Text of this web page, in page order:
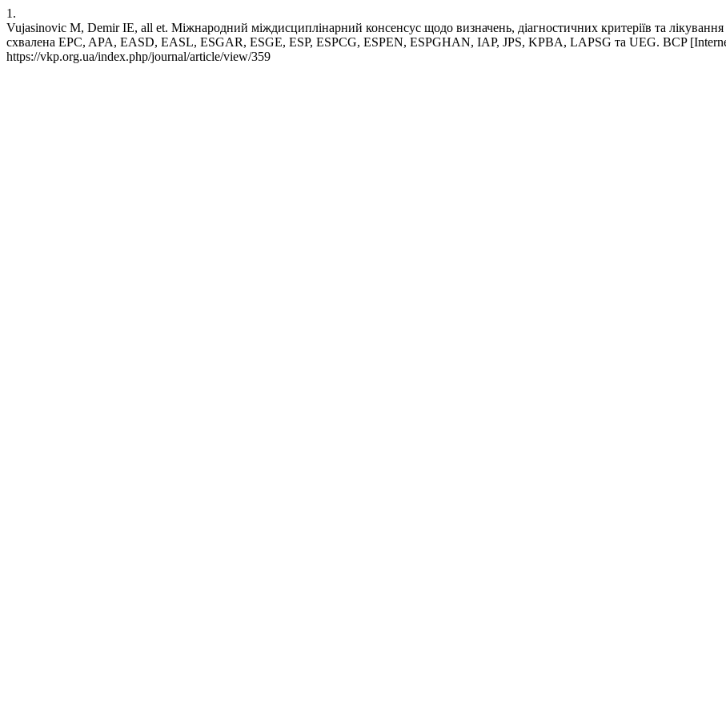
1.
Vujasinovic M, Demir IE, all et. Міжнародний міждисциплінарний консенсус щодо визначень, діагностичних критеріїв та лікування
схвалена EPC, APA, EASD, EASL, ESGAR, ESGE, ESP, ESPCG, ESPEN, ESPGHAN, IAP, JPS, KPBA, LAPSG та UEG. BCP
https://vkp.org.ua/index.php/journal/article/view/359